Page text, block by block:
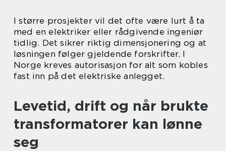
I større prosjekter vil det ofte være lurt å ta
med en elektriker eller rådgivende ingeniør
tidlig. Det sikrer riktig dimensjonering og at
løsningen følger gjeldende forskrifter. I
Norge kreves autorisasjon for alt som kobles
fast inn på det elektriske anlegget.
Levetid, drift og når brukte
transformatorer kan lønne
seg